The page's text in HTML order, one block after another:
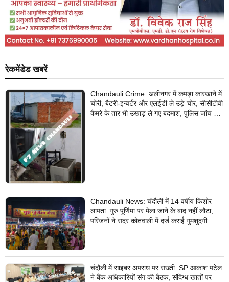
रेकमेंडेड खबरें
Chandauli Crime: अलीनगर में कपड़ा कारखाने में
चोरी, बैटरी-इन्वर्टर और एलईडी ले उड़े चोर, सीसीटीवी
कैमरे के तार भी उखाड़ ले गए बदमाश, पुलिस जांच में
Chandauli News: चंदौली में 14 वर्षीय किशोर
लापता: गुरु पूर्णिमा पर मेला जाने के बाद नहीं लौटा,
परिजनों ने सदर कोतवाली में दर्ज कराई गुमशुदगी
चंदौली में साइबर अपराध पर सख्ती: SP आकाश पटेल
ने बैंक अधिकारियों संग की बैठक, संदिग्ध खातों पर